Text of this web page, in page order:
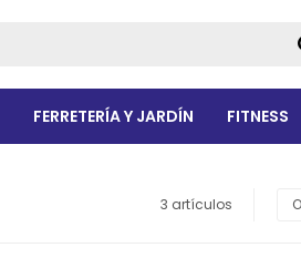
FERRETERÍA Y JARDÍN FITNESS
3 artículos